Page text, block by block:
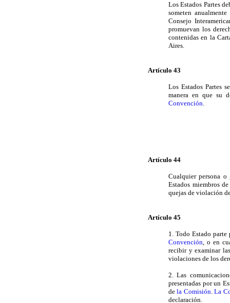
Los Estados Partes
someten
Consejo
promuevan los
contenidas en la
Aires.
Artículo 43
Los Estados Partes
manera en que su
Convención.
Artículo 44
Cualquier persona o
Estados miembros
quejas de violación
Artículo 45
1. Todo Estado
Convención, o en
recibir y examinar
violaciones de los
2. Las
presentadas por un
dela Comisión.La
declaración.